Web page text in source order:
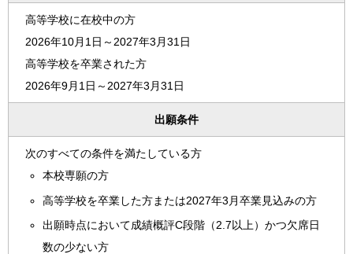
高等学校に在校中の方
2026年10月1日～2027年3月31日
高等学校を卒業された方
2026年9月1日～2027年3月31日
出願条件
次のすべての条件を満たしている方
本校専願の方
高等学校を卒業した方または2027年3月卒業見込みの方
出願時点において成績概評C段階（2.7以上）かつ欠席日
数の少ない方